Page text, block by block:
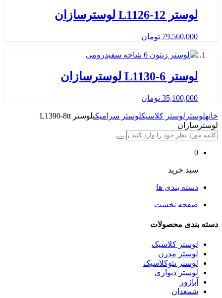
لوستر L1126-12 لوسترسازان
79,560,000 تومان
لوستر L1130-6 لوسترسازان
35,100,000 تومان
خانهلوستر لوستر کلاسیکلوستر سرامیکی
لوستر L1390-8tt
لوسترسازان
0
سبد خرید
دسته بندی ها
صفحه نخست
دسته بندی محصولات
لوستر کلاسیک
لوستر مدرن
لوستر نئوکلاسیک
لوستر دیواری
آباژور
شمعدان